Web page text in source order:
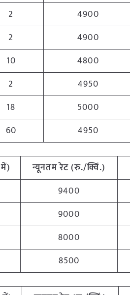
2 4900
2 4900
10 4800
2 4950
18 5000
60 4950
में) न्यूनतमरेट (रु./क्विं.)
9400
9000
8000
8500